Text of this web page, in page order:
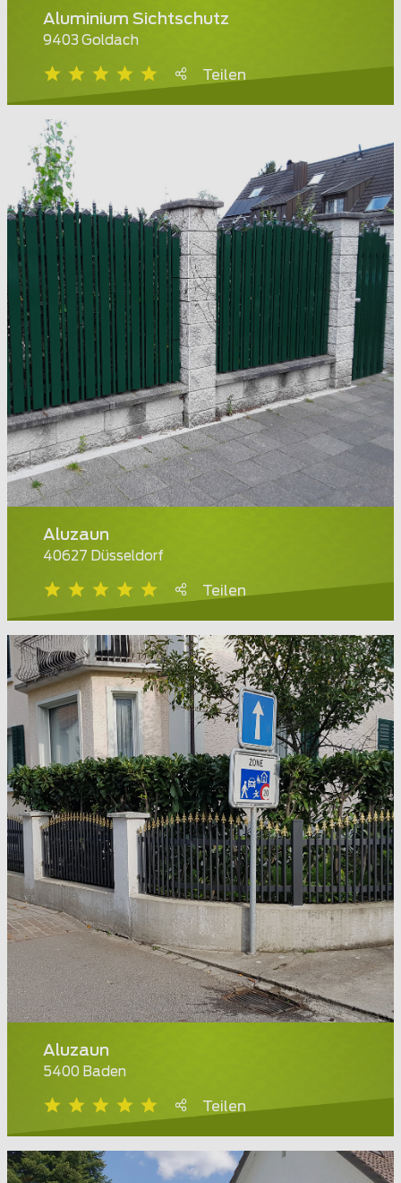
Aluminium Sichtschutz
9403 Goldach
Teilen
Aluzaun
40627 Düsseldorf
Teilen
Aluzaun
5400 Baden
Teilen